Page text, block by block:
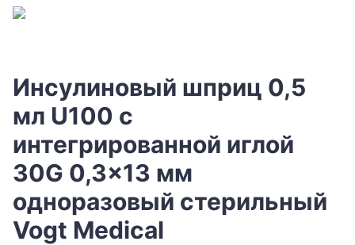
Инсулиновый шприц 0,5
мл U100 с
интегрированной иглой
30G 0,3x13 мм
одноразовый стерильный
Vogt Medical